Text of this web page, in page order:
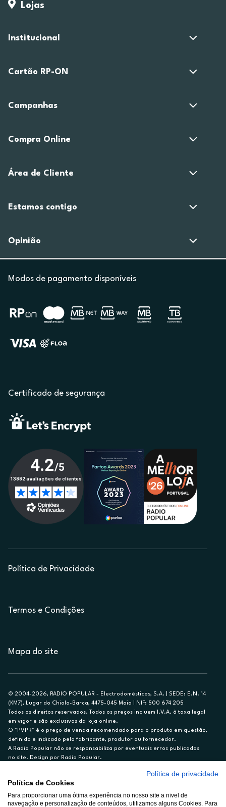
Lojas
Institucional
Cartão RP-ON
Campanhas
Compra Online
Área de Cliente
Estamos contigo
Opinião
Modos de pagamento disponíveis
Certificado de segurança
Política de Privacidade
Termos e Condições
Mapa do site
© 2004-2026, RADIO POPULAR - Electrodomésticos, S.A. | SEDE: E.N. 14
(KM7), Lugar do Chiolo-Barca, 4475-045 Maia | NIF: 500 674 205
Todos os direitos reservados. Todos os preços incluem I.V.A. à taxa legal
em vigor e são exclusivos da loja online.
O "PVPR" é o preço de venda recomendado para o produto em questão,
definido e indicado pelo fabricante, produtor ou fornecedor.
A Radio Popular não se responsabiliza por eventuais erros publicados
no site. Design por Radio Popular.
Ex. para limite de crédito de €1.500, reembolsado em 12 meses, TAN
14,79%.
Crédito sujeito a aprovação pelo Cetelem, marca BNP Paribas Personal
Política de privacidade
Política de Cookies
Para proporcionar uma ótima experiência no nosso site a nivel de
navegação e personalização de conteúdos, utilizamos alguns Cookies. Para